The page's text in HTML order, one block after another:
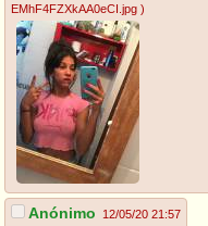
EMhF4FZXkAA0eCI.jpg )
Anónimo 12/05/20 21:57